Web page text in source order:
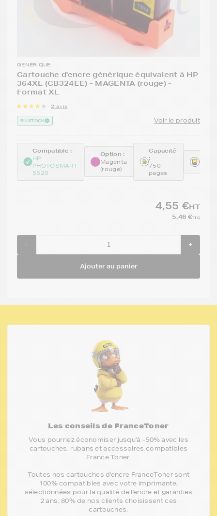
GENERIQUE
Cartouche d'encre générique équivalent à HP
364XL (CB324EE) - MAGENTA (rouge) -
Format XL
2 avis
EN STOCK Voir le produit
Compatible :
HP
PHOTOSMART
5520
Option :
Magenta
(rouge)
Capacité
:
750
pages
4,55 €HT
5,46 €TTC
- +
Ajouter au panier
Les conseils de FranceToner
Vous pourriez économiser jusqu'à -50% avec les
cartouches, rubans et accessoires compatibles
France Toner.
Toutes nos cartouches d'encre FranceToner sont
100% compatibles avec votre imprimante,
sélectionnées pour la qualité de l'encre et garanties
2 ans. 80% de nos clients choisissent ces
cartouches.